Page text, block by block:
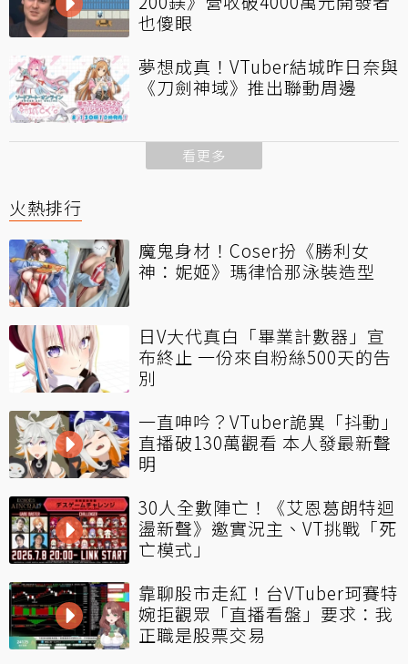
也傻眼
夢想成真！VTuber結城昨日奈與
《刀劍神域》推出聯動周邊
看更多
火熱排行
魔鬼身材！Coser扮《勝利女
神：妮姬》瑪律恰那泳裝造型
日V大代真白「畢業計數器」宣
布終止 一份來自粉絲500天的告
別
一直呻吟？VTuber詭異「抖動」
直播破130萬觀看 本人發最新聲
明
30人全數陣亡！《艾恩葛朗特迴
盪新聲》邀實況主、VT挑戰「死
亡模式」
靠聊股市走紅！台VTuber珂賽特
婉拒觀眾「直播看盤」要求：我
正職是股票交易